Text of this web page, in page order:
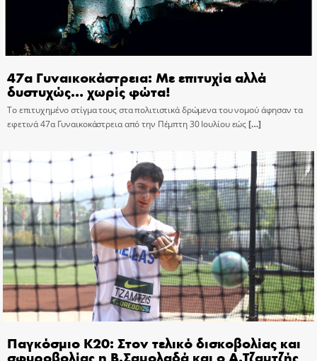
47α Γυναικοκάστρεια: Με επιτυχία αλλά
δυστυχώς… χωρίς φώτα!
Το επιτυχημένο στίγμα τους στα πολιτιστικά δρώμενα του νομού άφησαν τα
εφετινά 47α Γυναικοκάστρεια από την Πέμπτη 30 Ιουλίου εώς[…]
Παγκόσμιο Κ20: Στον τελικό δισκοβολίας και
σφυροβολίας η Β.Σαμολαδά και ο Α.Τζαμτζής